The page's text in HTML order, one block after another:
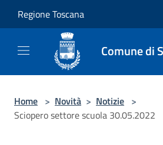
Regione Toscana
Comune di
Home > Novità > Notizie >
Sciopero settore scuola 30.05.2022